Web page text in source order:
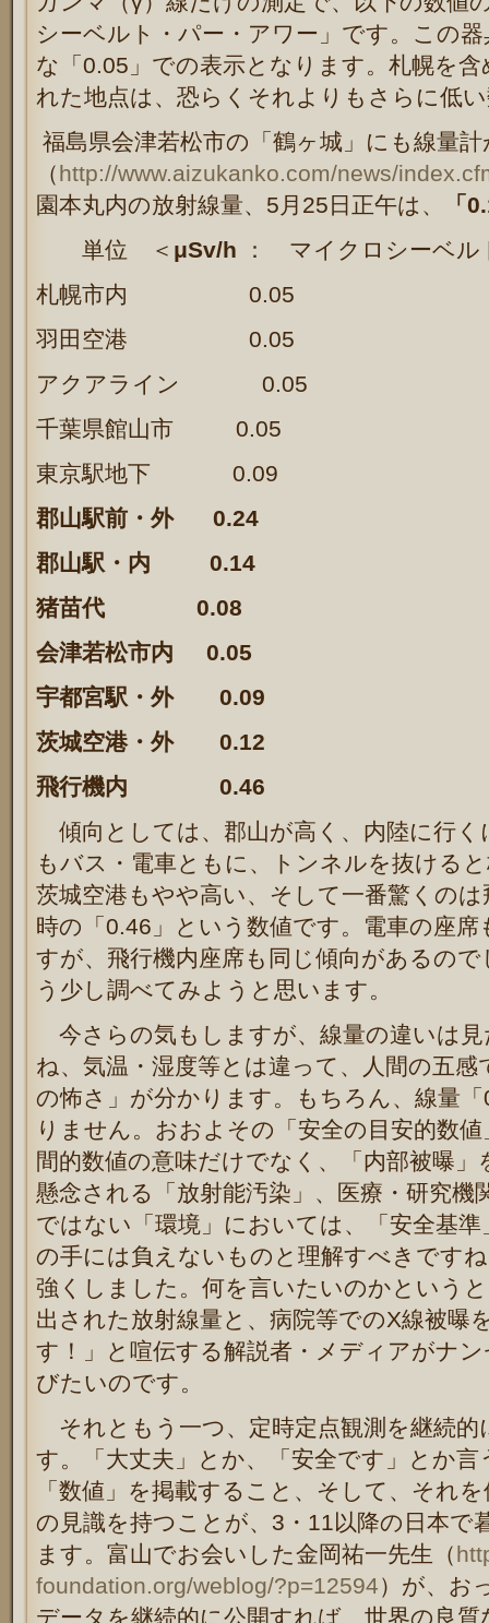
シーベルト・パー・アワー」です。この
な「0.05」での表示となります。札幌を
れた地点は、恐らくそれよりもさらに低
福島県会津若松市の「鶴ヶ城」にも線量
（http://www.aizukanko.com/news/
園本丸内の放射線量、5月25日正午は、
「
単位 ＜ μSv/h ： マイクロシーベル
札幌市内 0.05
羽田空港 0.05
アクアライン 0.05
千葉県館山市 0.05
東京駅地下 0.09
郡山駅前・外 0.24
郡山駅・内 0.14
猪苗代 0.08
会津若松市内 0.05
宇都宮駅・外 0.09
茨城空港・外 0.12
飛行機内
0.46
傾向としては、郡山が高く、内陸に行く
もバス・電車ともに、トンネルを抜ける
茨城空港もやや高い、そして一番驚くの
時の「0.46」という数値です。電車の座
すが、飛行機内座席も同じ傾向があるの
う少し調べてみようと思います。
今さらの気もしますが、線量の違いは
ね、気温・湿度等とは違って、人間の五
の怖さ」が分かります。もちろん、線量
りません。おおよその「安全の目安的数
間的数値の意味だけでなく、「内部被曝
懸念される「放射能汚染」、医療・研究
ではない「環境」においては、「安全基
の手には負えないものと理解すべきです
強くしました。何を言いたいのかという
出された放射線量と、病院等でのX線被曝
す！」と喧伝する解説者・メディアがナ
びたいのです。
それともう一つ、定時定点観測を継続的
す。「大丈夫」とか、「安全です」とか
「数値」を掲載すること、そして、それ
の見識を持つことが、3・11以降の日本で
ます。富山でお会いした金岡祐一先生（
foundation.org/weblog/?p=12594）が、お
データを継続的に公開すれば、世界の良